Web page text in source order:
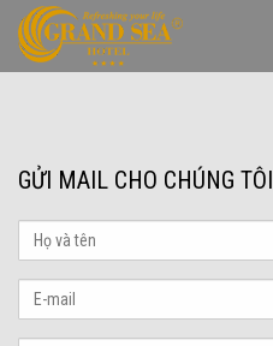
GỬI MAIL CHO CHÚNG TÔI